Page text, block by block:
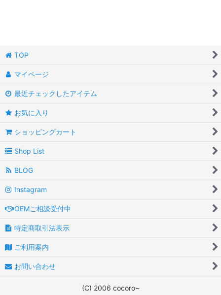
Outer
Skirt
Pants
Dress
Knit
TOP
マイページ
最近チェックしたアイテム
お気に入り
ショッピングカート
Shop List
BLOG
Instagram
OEMご相談受付中
特定商取引法表示
ご利用案内
お問い合わせ
(C) 2006 cocoro~